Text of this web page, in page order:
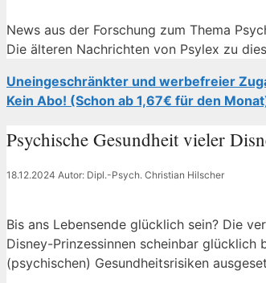
News aus der Forschung zum Thema
Die älteren Nachrichten von Psylex zu
Uneingeschränkter und werbefreier
Kein Abo! (Schon ab 1,67€ für den
Psychische Gesundheit vieler
18.12.2024 Autor: Dipl.-Psych. Christian Hilscher
Bis ans Lebensende glücklich sein? Die
Disney-Prinzessinnen scheinbar glücklich
(psychischen) Gesundheitsrisiken